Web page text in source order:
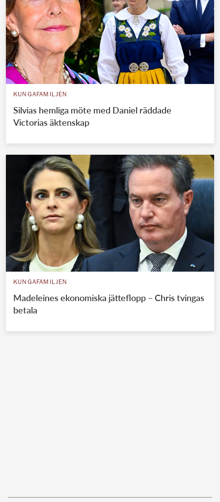
KUNGAFAMILJEN
Silvias hemliga möte med Daniel räddade
Victorias äktenskap
KUNGAFAMILJEN
Madeleines ekonomiska jätteflopp – Chris tvingas
betala